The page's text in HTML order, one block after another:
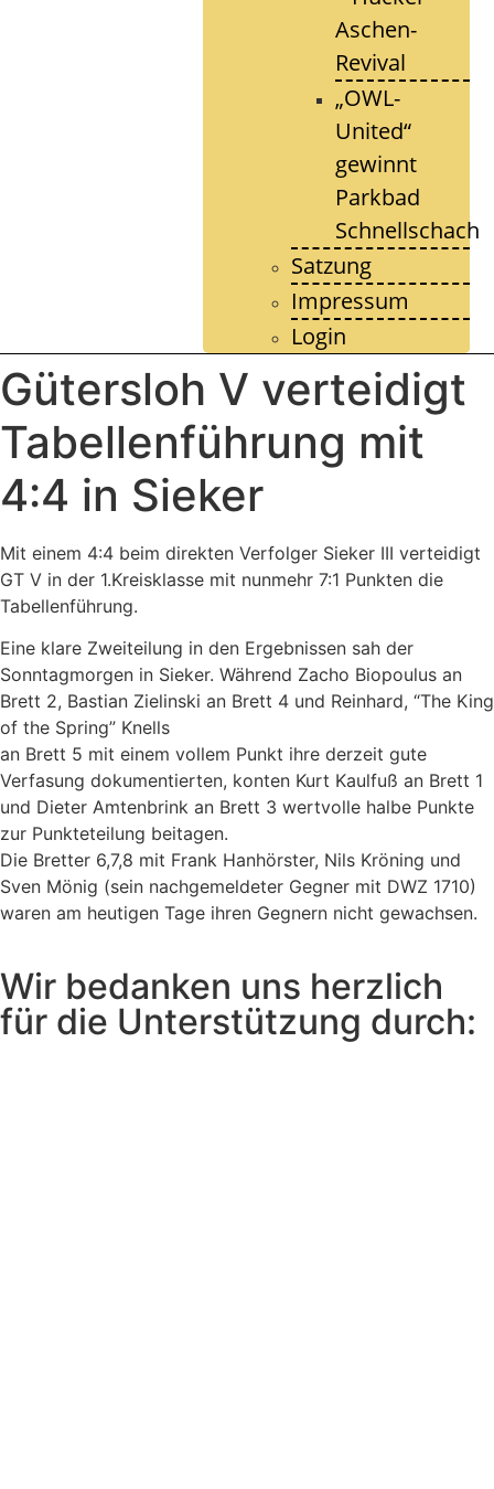
Aschen-
Revival
„OWL-
United“
gewinnt
Parkbad
Schnellschach
Satzung
Impressum
Login
Gütersloh V verteidigt
Tabellenführung mit
4:4 in Sieker
Mit einem 4:4 beim direkten Verfolger Sieker III verteidigt
GT V in der 1.Kreisklasse mit nunmehr 7:1 Punkten die
Tabellenführung.
Eine klare Zweiteilung in den Ergebnissen sah der
Sonntagmorgen in Sieker. Während Zacho Biopoulus an
Brett 2, Bastian Zielinski an Brett 4 und Reinhard, “The King
of the Spring” Knells
an Brett 5 mit einem vollem Punkt ihre derzeit gute
Verfasung dokumentierten, konten Kurt Kaulfuß an Brett 1
und Dieter Amtenbrink an Brett 3 wertvolle halbe Punkte
zur Punkteteilung beitagen.
Die Bretter 6,7,8 mit Frank Hanhörster, Nils Kröning und
Sven Mönig (sein nachgemeldeter Gegner mit DWZ 1710)
waren am heutigen Tage ihren Gegnern nicht gewachsen.
Wir bedanken uns herzlich
für die Unterstützung durch: